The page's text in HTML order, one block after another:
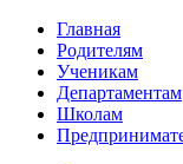
Главная
Родителям
Ученикам
Департаментам
Школам